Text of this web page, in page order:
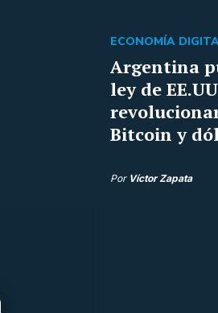
Argentina
ley de
Bitcoin y
ECONOMÍA
Por Víctor Zapata